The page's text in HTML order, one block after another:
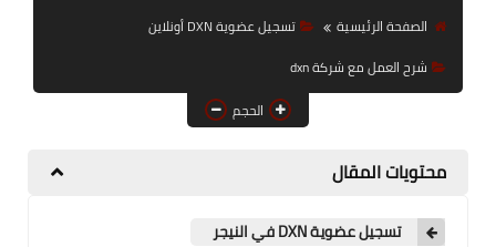
DXN
الصفحة الرئيسية
تسجيل عضوية DXN أونلاين
شرح العمل مع شركة dxn
الحجم
محتويات المقال
تسجيل عضوية DXN في النيجر